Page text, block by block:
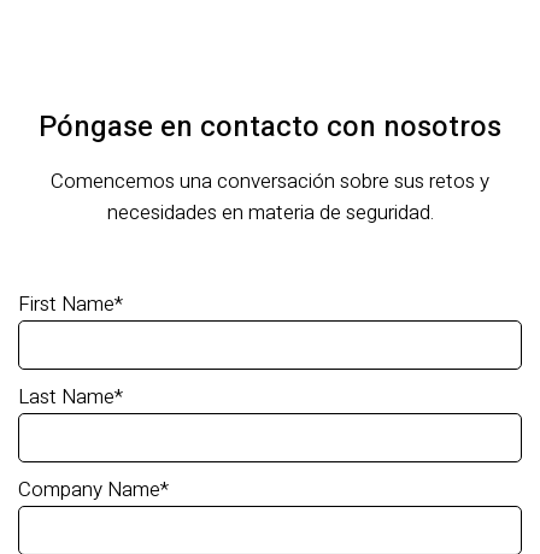
Póngase en contacto con nosotros
Comencemos una conversación sobre sus retos y
necesidades en materia de seguridad.
First Name*
Last Name*
Company Name*